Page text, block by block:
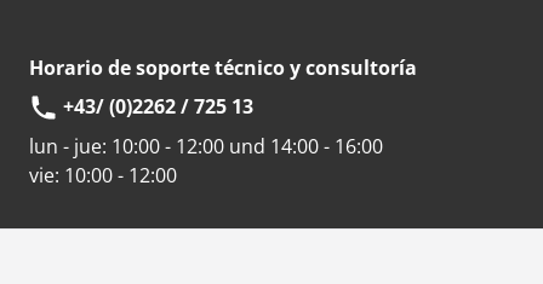
Horario de soporte técnico y consultoría
+43/ (0)2262 / 725 13
lun - jue: 10:00 - 12:00 und 14:00 - 16:00
vie: 10:00 - 12:00